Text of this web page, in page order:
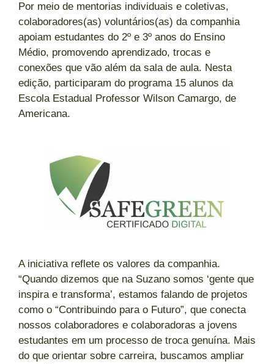
Por meio de mentorias individuais e coletivas,
colaboradores(as) voluntários(as) da companhia
apoiam estudantes do 2º e 3º anos do Ensino
Médio, promovendo aprendizado, trocas e
conexões que vão além da sala de aula. Nesta
edição, participaram do programa 15 alunos da
Escola Estadual Professor Wilson Camargo, de
Americana.
A iniciativa reflete os valores da companhia.
“Quando dizemos que na Suzano somos ‘gente que
inspira e transforma’, estamos falando de projetos
como o “Contribuindo para o Futuro”, que conecta
nossos colaboradores e colaboradoras a jovens
estudantes em um processo de troca genuína. Mais
do que orientar sobre carreira, buscamos ampliar